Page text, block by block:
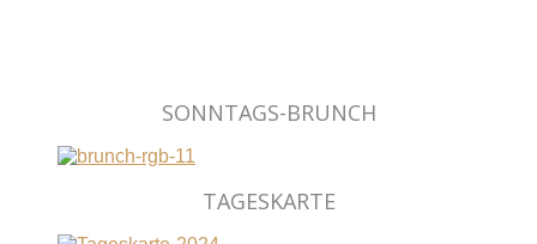
SONNTAGS-BRUNCH
TAGESKARTE